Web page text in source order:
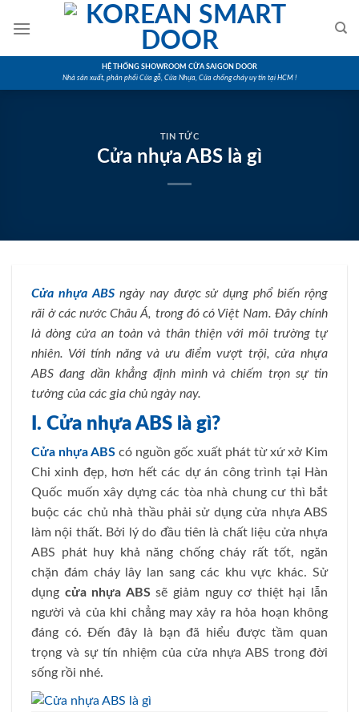
HỆ THỐNG SHOWROOM CỬA SAIGON DOOR
Nhà sản xuất, phân phối Cửa gỗ, Cửa Nhựa, Cửa chống cháy uy tín tại HCM !
TIN TỨC
Cửa nhựa ABS là gì
Cửa nhựa ABSngày nay được sử dụng phổ biến rộng
rãi ở các nước Châu Á, trong đó có Việt Nam. Đây chính
là dòng cửa an toàn và thân thiện với môi trường tự
nhiên. Với tính năng và ưu điểm vượt trội, cửa nhựa
ABS đang dần khẳng định mình và chiếm trọn sự tin
tưởng của các gia chủ ngày nay.
I. Cửa nhựa ABS là gì?
Cửa nhựa ABS có nguồn gốc xuất phát từ xứ xở Kim
Chi xinh đẹp, hơn hết các dự án công trình tại Hàn
Quốc muốn xây dựng các tòa nhà chung cư thì bắt
buộc các chủ nhà thầu phải sử dụng cửa nhựa ABS
làm nội thất. Bởi lý do đầu tiên là chất liệu cửa nhựa
ABS phát huy khả năng chống cháy rất tốt, ngăn
chặn đám cháy lây lan sang các khu vực khác. Sử
dụng cửa nhựa ABSsẽ giảm nguy cơ thiệt hại lẫn
người và của khi chẳng may xảy ra hỏa hoạn không
đáng có. Đến đây là bạn đã hiểu được tầm quan
trọng và sự tín nhiệm của cửa nhựa ABS trong đời
sống rồi nhé.